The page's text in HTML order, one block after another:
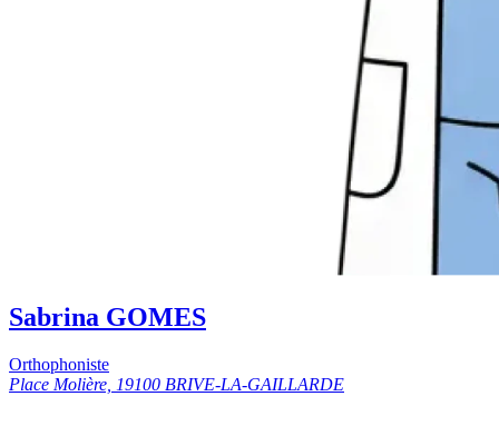
Sabrina GOMES
Orthophoniste
Place Molière, 19100 BRIVE-LA-GAILLARDE